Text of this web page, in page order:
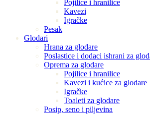
Pojilice i hranilice
Kavezi
Igračke
Pesak
Glodari
Hrana za glodare
Poslastice i dodaci ishrani za
Oprema za glodare
Pojilice i hranilice
Kavezi i kućice za glodare
Igračke
Toaleti za glodare
Posip, seno i piljevina